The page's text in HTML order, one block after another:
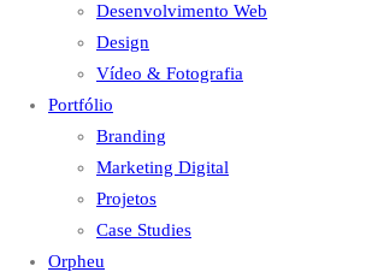
Desenvolvimento Web
Design
Vídeo & Fotografia
Portfólio
Branding
Marketing Digital
Projetos
Case Studies
Orpheu